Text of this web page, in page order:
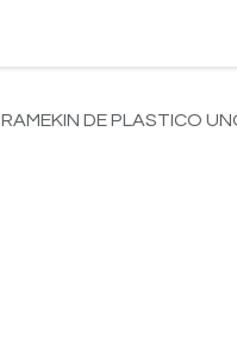
RAMEKIN DE PLASTICO